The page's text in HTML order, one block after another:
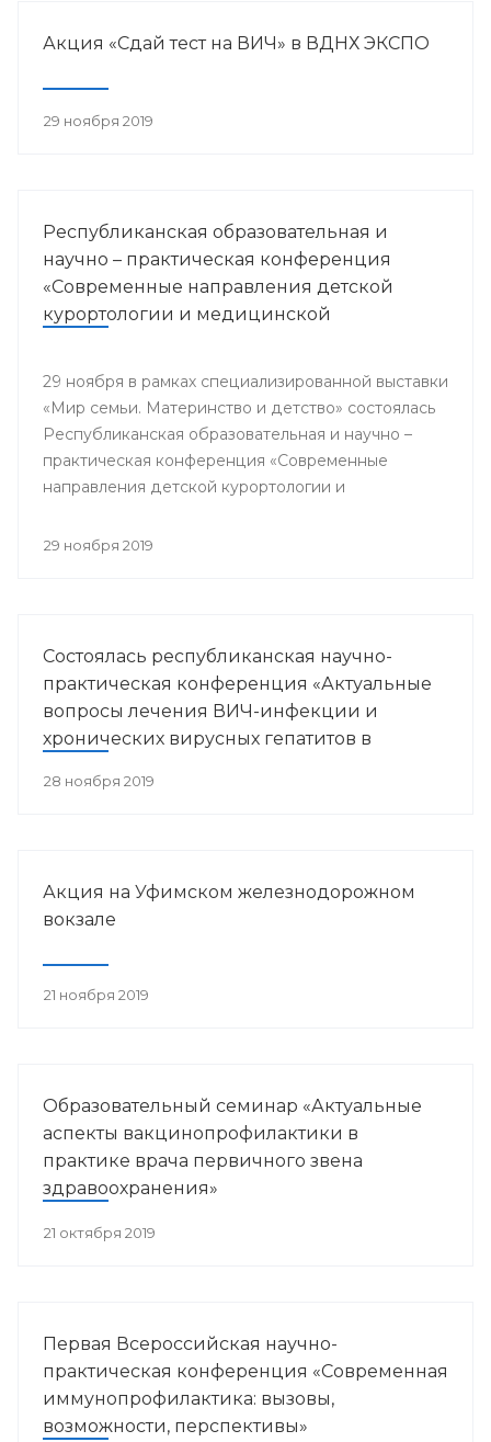
Акция «Сдай тест на ВИЧ» в ВДНХ ЭКСПО
29 ноября 2019
Республиканская образовательная и
научно – практическая конференция
«Современные направления детской
курортологии и медицинской
29 ноября в рамках специализированной выставки
«Мир семьи. Материнство и детство» состоялась
Республиканская образовательная и научно –
практическая конференция «Современные
направления детской курортологии и
29 ноября 2019
Состоялась республиканская научно-
практическая конференция «Актуальные
вопросы лечения ВИЧ-инфекции и
хронических вирусных гепатитов в
28 ноября 2019
Акция на Уфимском железнодорожном
вокзале
21 ноября 2019
Образовательный семинар «Актуальные
аспекты вакцинопрофилактики в
практике врача первичного звена
здравоохранения»
21 октября 2019
Первая Всероссийская научно-
практическая конференция «Современная
иммунопрофилактика: вызовы,
возможности, перспективы»